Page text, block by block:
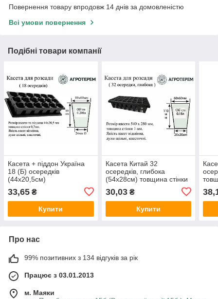
Повернення товару впродовж 14 днів за домовленістю
Всі умови повернення
Подібні товари компанії
Касета + піддон Україна
18 (Б) осередків
(44х20,5см)
33,65 ₴
Купити
Касета Китай 32
осередків, глибока
(54х28см) товщина стінки
30,03₴
Купити
Про нас
99% позитивних з 134 відгуків за рік
Працює з 03.01.2013
м. Маяки